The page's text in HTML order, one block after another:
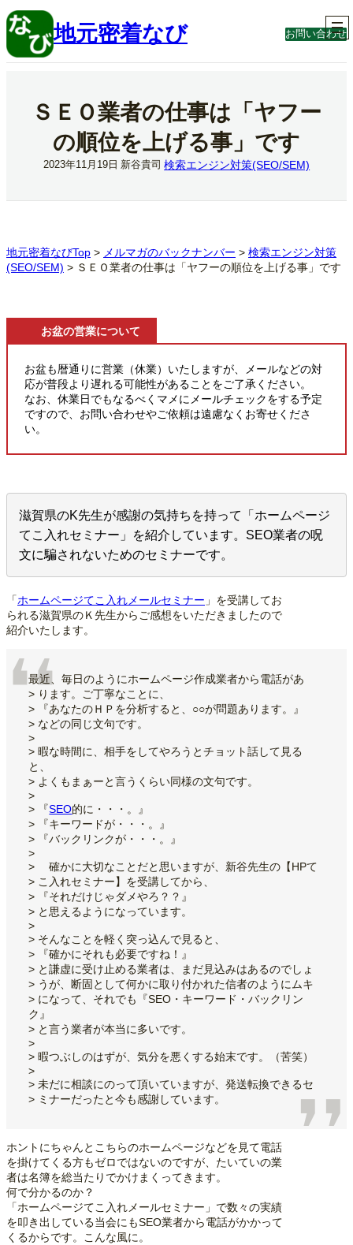
内
容
ス
地元密着なび お問い合わせ
ＳＥＯ業者の仕事は「ヤフー
の順位を上げる事」です
2023年11月19日 新谷貴司 検索エンジン対策(SEO/SEM)
地元密着なびTop > メルマガのバックナンバー > 検索エンジン対策
(SEO/SEM) > ＳＥＯ業者の仕事は「ヤフーの順位を上げる事」です
お盆の営業について
お盆も暦通りに営業（休業）いたしますが、メールなどの対
応が普段より遅れる可能性があることをご了承ください。
なお、休業日でもなるべくマメにメールチェックをする予定
ですので、お問い合わせやご依頼は遠慮なくお寄せくださ
い。
滋賀県のK先生が感謝の気持ちを持って「ホームページ
てこ入れセミナー」を紹介しています。SEO業者の呪
文に騙されないためのセミナーです。
「ホームページてこ入れメールセミナー 」を受講してお
られる滋賀県のＫ先生からご感想をいただきましたので
紹介いたします。
最近、毎日のようにホームページ作成業者から電話があ
> ります。ご丁寧なことに、
> 『あなたのＨＰを分析すると、○○が問題あります。』
> などの同じ文句です。
>
> 暇な時間に、相手をしてやろうとチョット話して見る
と、
> よくもまぁーと言うくらい同様の文句です。
>
> 『SEO的に・・・。』
> 『キーワードが・・・。』
> 『バックリンクが・・・。』
>
> 確かに大切なことだと思いますが、新谷先生の【HPて
> こ入れセミナー】を受講してから、
> 『それだけじゃダメやろ？？』
> と思えるようになっています。
>
> そんなことを軽く突っ込んで見ると、
> 『確かにそれも必要ですね！』
> と謙虚に受け止める業者は、まだ見込みはあるのでしょ
> うが、断固として何かに取り付かれた信者のようにムキ
> になって、それでも『SEO・キーワード・バックリン
ク』
> と言う業者が本当に多いです。
>
> 暇つぶしのはずが、気分を悪くする始末です。（苦笑）
>
> 未だに相談にのって頂いていますが、発送転換できるセ
> ミナーだったと今も感謝しています。
ホントにちゃんとこちらのホームページなどを見て電話
を掛けてくる方もゼロではないのですが、たいていの業
者は名簿を総当たりでかけまくってきます。
何で分かるのか？
「ホームページてこ入れメールセミナー」で数々の実績
を叩き出している当会にもSEO業者から電話がかかって
くるからです。こんな風に。